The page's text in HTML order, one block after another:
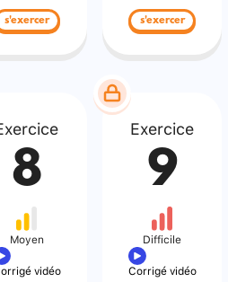
s'exercer s'exercer
8
Moyen
vidéo
Exercice
9
Difficile
Corrigé vidéo